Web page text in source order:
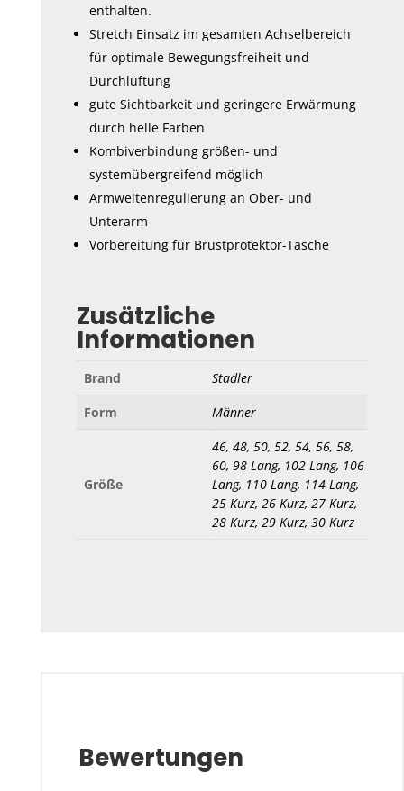
enthalten.
Stretch Einsatz im gesamten Achselbereich
für optimale Bewegungsfreiheit und
Durchlüftung
gute Sichtbarkeit und geringere Erwärmung
durch helle Farben
Kombiverbindung größen- und
systemübergreifend möglich
Armweitenregulierung an Ober- und
Unterarm
Vorbereitung für Brustprotektor-Tasche
Zusätzliche
Informationen
Brand
Stadler
Form
Männer
Größe
46, 48, 50, 52, 54, 56, 58,
60, 98 Lang, 102 Lang, 106
Lang, 110 Lang, 114 Lang,
25 Kurz, 26 Kurz, 27 Kurz,
28 Kurz, 29 Kurz, 30 Kurz
Bewertungen